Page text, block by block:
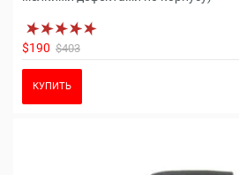
$190 $403
КУПИТЬ